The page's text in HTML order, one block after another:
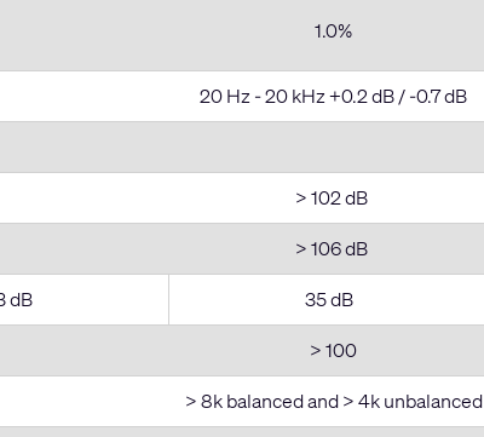
1.0%
20 Hz - 20 kHz +0.2 dB / -0.7 dB
> 102 dB
> 106 dB
dB 35 dB
> 100
> 8k balanced and > 4k unbalanced